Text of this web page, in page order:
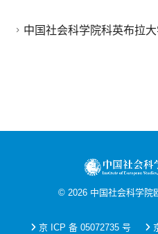
中国社会科学院科英布拉
© 2026 中国社会科学院
京 ICP 备 05072735 号